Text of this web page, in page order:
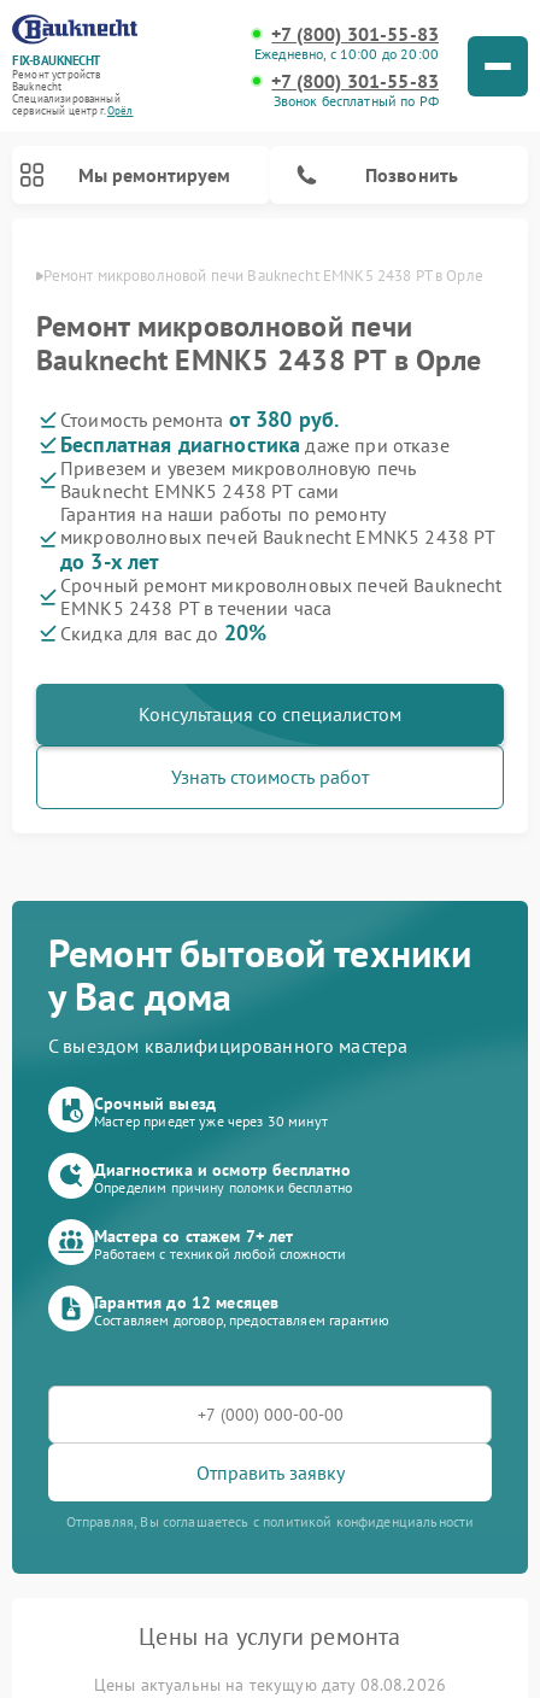
FIX-BAUKNECHT
Ремонт устройств
Bauknecht
Специализированный
cервисный центр г.Орёл
+7 (800) 301-55-83
Ежедневно, с 10:00 до 20:00
+7 (800) 301-55-83
Звонок бесплатный по РФ
Мы ремонтируем Позвонить
Ремонт микроволновой печи Bauknecht EMNK5 2438 PT в Орле
Ремонт микроволновой печи
Bauknecht EMNK5 2438 PT в Орле
Стоимость ремонта от 380 руб.
Бесплатная диагностика даже при отказе
Привезем и увезем микроволновую печь
Bauknecht EMNK5 2438 PT сами
Гарантия на наши работы по ремонту
микроволновых печей Bauknecht EMNK5 2438 PT
до 3-х лет
Срочный ремонт микроволновых печей Bauknecht
EMNK5 2438 PT в течении часа
Скидка для вас до 20%
Консультация со специалистом
Узнать стоимость работ
Ремонт бытовой техники
у Вас дома
С выездом квалифицированного мастера
Срочный выезд
Мастер приедет уже через 30 минут
Диагностика и осмотр бесплатно
Определим причину поломки бесплатно
Мастера со стажем 7+ лет
Работаем с техникой любой сложности
Гарантия до 12 месяцев
Составляем договор, предоставляем гарантию
Отправить заявку
Отправляя, Вы соглашаетесь с политикой конфиденциальности
Цены на услуги ремонта
Цены актуальны на текущую дату 08.08.2026